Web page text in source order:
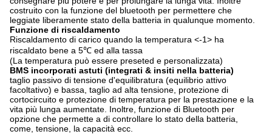
costruito con la funzione del bluetooth per permettere che
leggiate liberamente stato della batteria in qualunque momento.
Funzione di riscaldamento
Riscaldamento di carico quando la temperatura <-1> ha
riscaldato bene a 5℃ ed alla tassa
(La temperatura può essere preseted e personalizzata)
BMS incorporati astuti (integrati & insiti nella batteria)
taglio passivo di tensione d'equilibratura (equilibrio attivo
facoltativo) e bassa, taglio ad alta tensione, protezione di
cortocircuito e protezione di temperatura per la prestazione e la
vita più lunga aumentate. Inoltre, funzione di Bluetooth per
opzione che permette a di controllare lo stato della batteria,
come, tensione, la capacità ecc.